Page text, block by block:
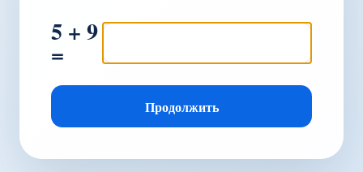
5 + 9
=
Продолжить